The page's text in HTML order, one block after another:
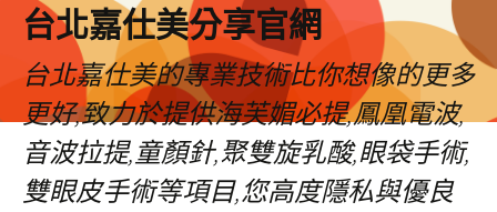
內
台北嘉仕美分享官網
台北嘉仕美的專業技術比你想像的更多
更好,致力於提供海芙媚必提,鳳凰電波,
音波拉提,童顏針,聚雙旋乳酸,眼袋手術,
雙眼皮手術等項目,您高度隱私與優良